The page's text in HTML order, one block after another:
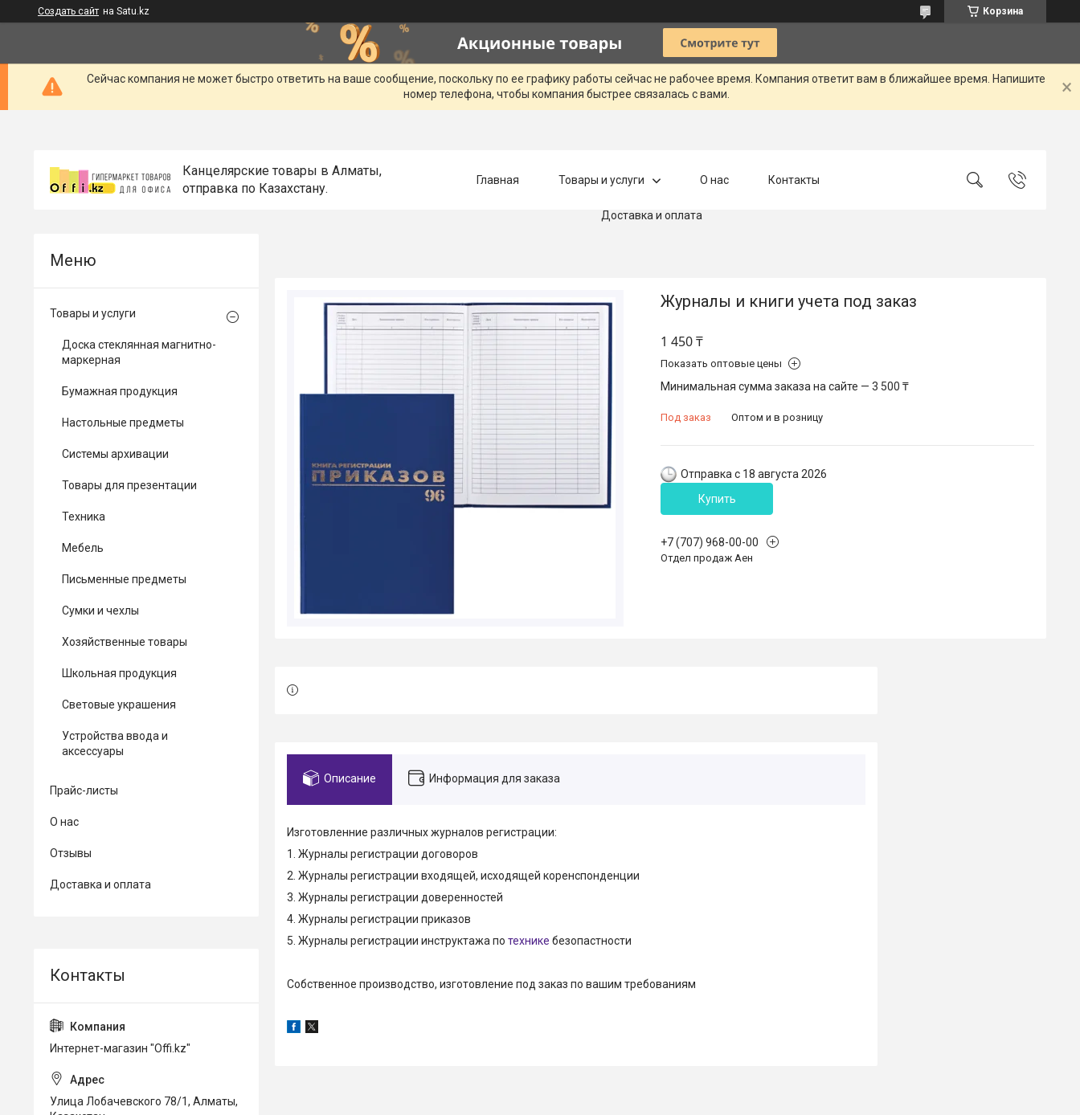
Создать сайт на Satu.kz Корзина
Сейчас компания не может быстро ответить на ваше сообщение, поскольку по ее графику работы сейчас не рабочее время. Компания ответит вам в ближайшее время. Напишите
номер телефона, чтобы компания быстрее связалась с вами.
Канцелярские товары в Алматы,
отправка по Казахстану.
Главная Товары и услуги О нас Контакты
Доставка и оплата
Журналы и книги учета под заказ
1 450 ₸
Показать оптовые цены
Минимальная сумма заказа на сайте — 3 500 ₸
Под заказ Оптом и в розницу
Отправка с 18 августа 2026
Купить
+7 (707) 968-00-00
Отдел продаж Аен
Описание Информация для заказа
Изготовленние различных журналов регистрации:
1. Журналы регистрации договоров
2. Журналы регистрации входящей, исходящей коренспонденции
3. Журналы регистрации доверенностей
4. Журналы регистрации приказов
5. Журналы регистрации инструктажа по технике безопастности
Собственное производство, изготовление под заказ по вашим требованиям
Товары и услуги
Доска стеклянная магнитно-
маркерная
Бумажная продукция
Настольные предметы
Системы архивации
Товары для презентации
Техника
Мебель
Письменные предметы
Сумки и чехлы
Хозяйственные товары
Школьная продукция
Световые украшения
Устройства ввода и
аксессуары
Прайс-листы
О нас
Отзывы
Доставка и оплата
Интернет-магазин "Offi.kz"
Улица Лобачевского 78/1, Алматы,